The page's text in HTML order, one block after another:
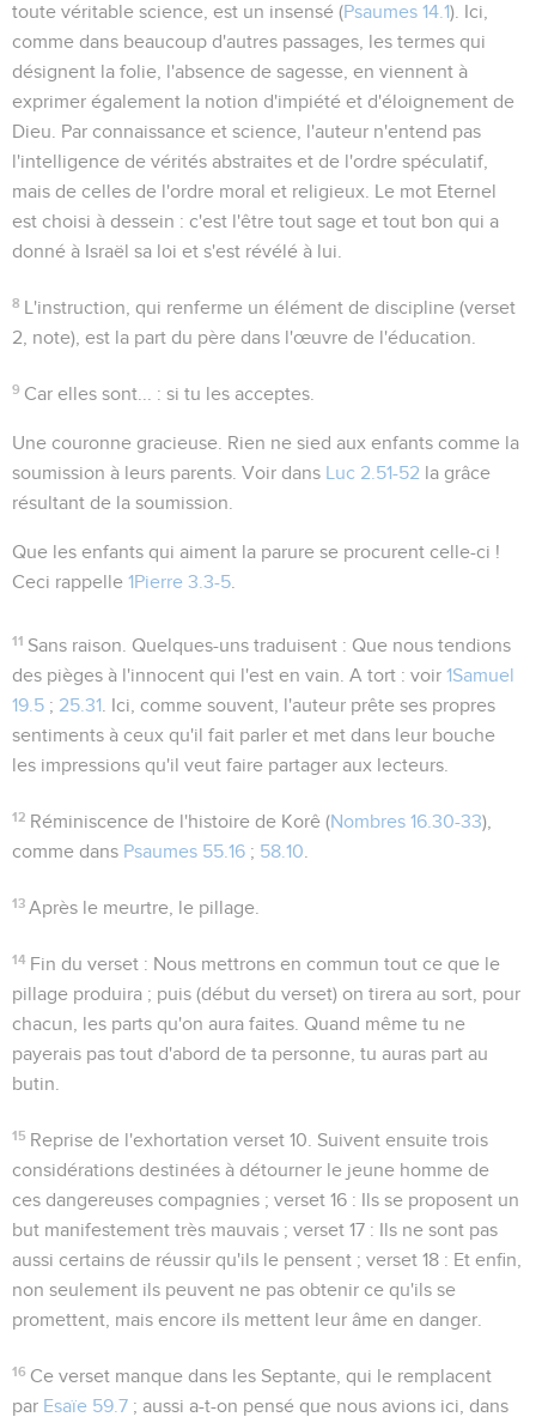
toute véritable science, est un insensé (Psaumes 14.1). Ici,
comme dans beaucoup d'autres passages, les termes qui
désignent la folie, l'absence de sagesse, en viennent à
exprimer également la notion d'impiété et d'éloignement de
Dieu. Par connaissance et science, l'auteur n'entend pas
l'intelligence de vérités abstraites et de l'ordre spéculatif,
mais de celles de l'ordre moral et religieux. Le mot Eternel
est choisi à dessein : c'est l'être tout sage et tout bon qui a
donné à Israël sa loi et s'est révélé à lui.
8 L'instruction , qui renferme un élément de discipline (verset
2, note), est la part du père dans l'œuvre de l'éducation.
9 Car elles sont... : si tu les acceptes.
Une couronne gracieuse . Rien ne sied aux enfants comme la
soumission à leurs parents. Voir dans Luc 2.51-52 la grâce
résultant de la soumission
Que les enfants qui aiment la parure se procurent celle-ci !
Ceci rappelle 1Pierre 3.3-5
11 Sans raison . Quelques-uns traduisent : Que nous tendions
des pièges à l'innocent qui l'est en vain. A tort : voir 1Samuel
19.5 ; 25.31 . Ici, comme souvent, l'auteur prête ses propres
sentiments à ceux qu'il fait parler et met dans leur bouche
les impressions qu'il veut faire partager aux lecteurs.
12 Réminiscence de l'histoire de Korê (Nombres 16.30-33),
comme dans Psaumes 55.16 ; 58.10
13 Après le meurtre, le pillage.
14 Fin du verset : Nous mettrons en commun tout ce que le
pillage produira ; puis (début du verset) on tirera au sort, pour
chacun, les parts qu'on aura faites. Quand même tu ne
payerais pas tout d'abord de ta personne, tu auras part au
butin.
15 Reprise de l'exhortation verset 10. Suivent ensuite trois
considérations destinées à détourner le jeune homme de
ces dangereuses compagnies ; verset 16 : Ils se proposent un
but manifestement très mauvais ; verset 17 : Ils ne sont pas
aussi certains de réussir qu'ils le pensent ; verset 18 : Et enfin,
non seulement ils peuvent ne pas obtenir ce qu'ils se
promettent, mais encore ils mettent leur âme en danger.
16 Ce verset manque dans les Septante, qui le remplacent
par Esaïe 59.7 ; aussi a-t-on pensé que nous avions ici, dans